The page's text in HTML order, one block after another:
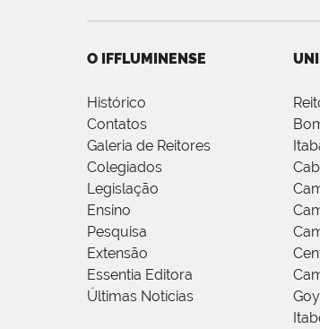
O IFFLUMINENSE
Histórico
Contatos
Galeria de Reitores
Colegiados
Legislação
Ensino
Pesquisa
Extensão
Essentia Editora
Últimas Notícias